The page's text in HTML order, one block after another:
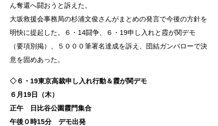
ん奪還へ闘おうと訴えた。
大坂救援会事務局の杉浦文俊さんがまとめの発言で今後の方針を
明快に提起した。６・14闘争、６・19申し入れと霞が関デモ
（要項別掲）、５０００筆署名達成を訴え、団結ガンバローで決
意を固めあった。
◇６・19東京高裁申し入れ行動＆霞が関デモ
６月19日（木）
正午 日比谷公園霞門集合
午後０時15分 デモ出発